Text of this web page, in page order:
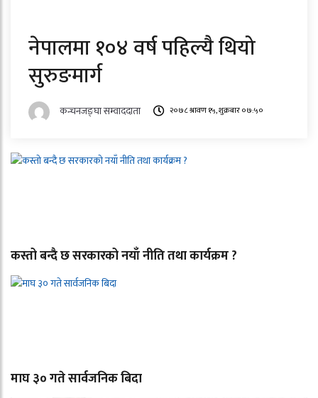
नेपालमा १०४ वर्ष पहिल्यै थियो
सुरुङमार्ग
कन्चनजङ्घा सम्वाददाता २०७८ श्रावण १५, शुक्रबार ०७:५०
कस्तो बन्दै छ सरकारको नयाँ नीति तथा कार्यक्रम ?
माघ ३० गते सार्वजनिक बिदा